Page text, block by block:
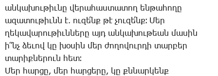
ան­կա­խու­թիւ­նը վե­րա­հաս­տա­տող են­թա­հո­ղը
ա­զա­տու­թիւնն է. ու­զե՛նք թէ չու­զե՛նք։ ­Մեր
ղե­կա­վա­րու­թիւն­նե­րը այդ ան­կա­խու­թեան մա­սին
ի՞նչ ձե­ւով կը խօ­սին մեր ժո­ղո­վուր­դի տար­բեր
տա­րիք­նե­րուն հետ։
­Մեր հար­ցը, մեր հար­ցե­րը, կը քննար­կենք